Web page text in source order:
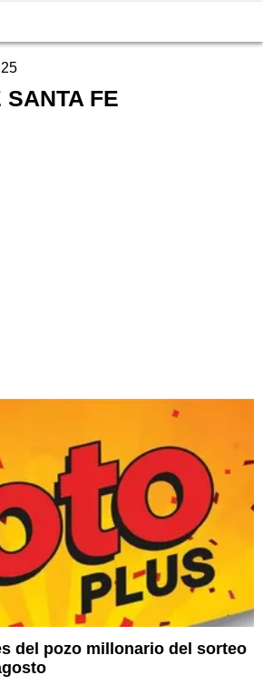
SANTA FE
del pozo millonario del sorteo